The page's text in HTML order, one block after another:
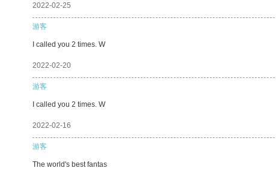
2022-02-25
游客
I called you 2 times. W
2022-02-20
游客
I called you 2 times. W
2022-02-16
游客
The world's best fantas